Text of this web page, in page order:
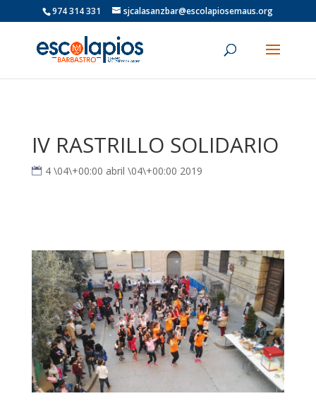
974 314 331 sjcalasanzbar@escolapiosemaus.org
IV RASTRILLO SOLIDARIO
4 \04\+00:00 abril \04\+00:00 2019